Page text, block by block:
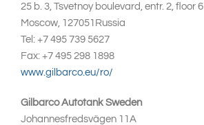
25 b. 3, Tsvetnoy boulevard, entr. 2, floor 6
Moscow, 127051Russia
Tel: +7 495 739 5627
Fax: +7 495 298 1898
www.gilbarco.eu/ro/
Gilbarco Autotank Sweden
Johannesfredsvägen 11A